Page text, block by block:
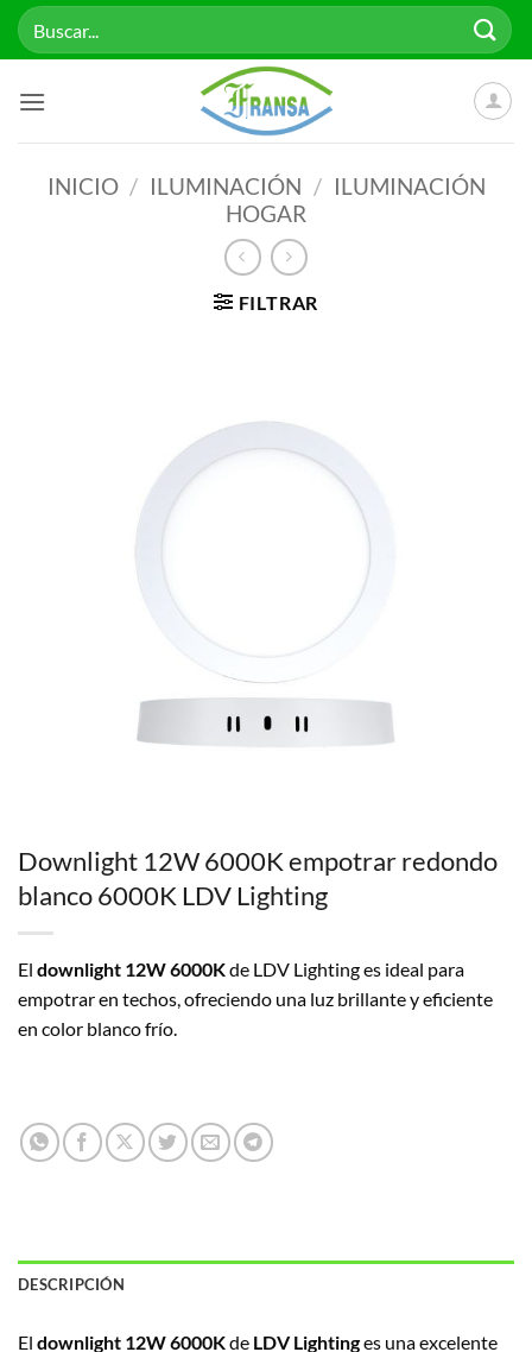
Saltar
Buscar
por:
INICIO / ILUMINACIÓN / ILUMINACIÓN
HOGAR
FILTRAR
Downlight 12W 6000K empotrar redondo
blanco 6000K LDV Lighting
El downlight 12W 6000Kde LDV Lighting es ideal para
empotrar en techos, ofreciendo una luz brillante y eficiente
en color blanco frío.
DESCRIPCIÓN
El downlight 12W 6000Kde LDV Lightinges una excelente